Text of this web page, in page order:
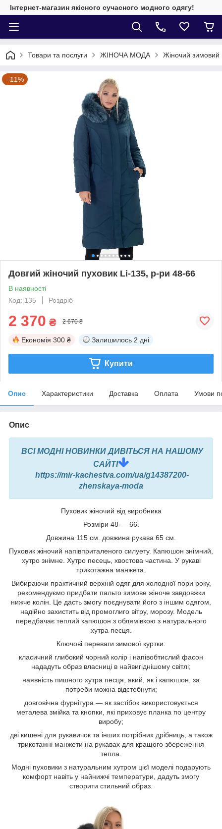
Інтернет-магазин якісного сучасного модного одягу!
Товари та послуги ЖІНОЧА МОДА Жіночий зимовий
–11%
Довгий жіночий пуховик Li-135, р-ри 48-66
В наявності
Код: 135
Роздріб
2 370 ₴ 2 670 ₴
Економія 300 ₴ Залишилось 2 дні
Купити
Опис Характеристики Доставка Оплата Умови
Опис
ВСІ МОДНІ НОВИНКИ ДИВІТЬСЯ НА НАШОМУ
САЙТІ
https://mir-kachestva.com/ua/g14387200-
zhenskaya-moda
Пуховик жіночий від виробника
Розміри 48 — 66.
Довжина 115 см. довжина рукава 65 см.
Пуховик жіночий напівприталеного силуету. Капюшон знімний,
хутро знімне. Хутро песець, хвостова частина. У рукаві
трикотажна манжета.
Вибираючи практичний верхній одяг для холодної пори року,
рекомендуємо придбати пальто зимове жіноче завдовжки
нижче колін. Це дасть змогу поєднувати його з іншим одягом,
надійно захистить від промоглиго вітру, морозу. Модель
передбачає теплий капюшон з облямівкою з натурального
хутра песця.
Ключові переваги зимової куртки:
класичний глибокий чорний колір і напівобтислий фасон
нададуть образ власниці в найвигіднішому світлі;
наявність пишного хутра песця, який, як і капюшон, за
потреби можна відстебнути;
довговічна фурнітура — як застібок використовується
металева змійка та кнопки, які приховує планка по центру
виробу;
дві кишені для рукавичок та інших потрібних дрібниць, а також
трикотажні манжети на рукавах для кращого збереження
тепла.
Модні пуховики з натуральним хутром цієї моделі подарують
комфорт навіть у найнижчі температури, дадуть змогу
створити стильний образ.